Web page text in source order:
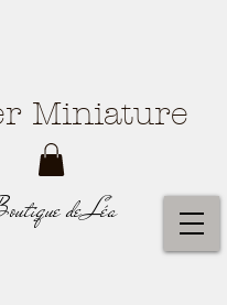
de Léa
Miniature